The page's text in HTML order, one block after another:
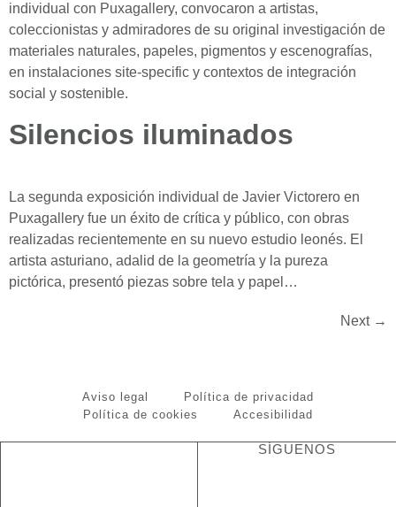
individual con Puxagallery, convocaron a artistas,
coleccionistas y admiradores de su original investigación de
materiales naturales, papeles, pigmentos y escenografías,
en instalaciones site-specific y contextos de integración
social y sostenible.
Silencios iluminados
La segunda exposición individual de Javier Victorero en
Puxagallery fue un éxito de crítica y público, con obras
realizadas recientemente en su nuevo estudio leonés. El
artista asturiano, adalid de la geometría y la pureza
pictórica, presentó piezas sobre tela y papel…
Next →
Aviso legal
Política de privacidad
Política de cookies
Accesibilidad
SÍGUENOS